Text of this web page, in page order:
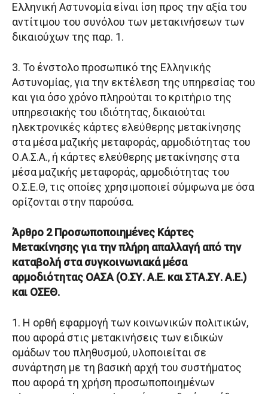
Ελληνική Αστυνομία είναι ίση προς την αξία του
αντίτιμου του συνόλου των μετακινήσεων των
δικαιούχων της παρ. 1.
3. Το ένστολο προσωπικό της Ελληνικής
Αστυνομίας, για την εκτέλεση της υπηρεσίας του
και για όσο χρόνο πληρούται το κριτήριο της
υπηρεσιακής του ιδιότητας, δικαιούται
ηλεκτρονικές κάρτες ελεύθερης μετακίνησης
στα μέσα μαζικής μεταφοράς, αρμοδιότητας του
Ο.Α.Σ.Α., ή κάρτες ελεύθερης μετακίνησης στα
μέσα μαζικής μεταφοράς, αρμοδιότητας του
Ο.Σ.Ε.Θ, τις οποίες χρησιμοποιεί σύμφωνα με όσα
ορίζονται στην παρούσα.
Άρθρο 2 Προσωποποιημένες Κάρτες
Μετακίνησης για την πλήρη απαλλαγή από την
καταβολή στα συγκοινωνιακά μέσα
αρμοδιότητας ΟΑΣΑ (Ο.ΣΥ. Α.Ε. και ΣΤΑ.ΣΥ. Α.Ε.)
και ΟΣΕΘ.
1. Η ορθή εφαρμογή των κοινωνικών πολιτικών,
που αφορά στις μετακινήσεις των ειδικών
ομάδων του πληθυσμού, υλοποιείται σε
συνάρτηση με τη βασική αρχή του συστήματος
που αφορά τη χρήση προσωποποιημένων